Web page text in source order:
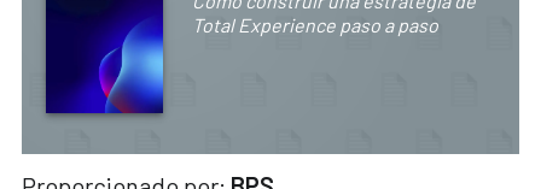
Total Experience paso a paso